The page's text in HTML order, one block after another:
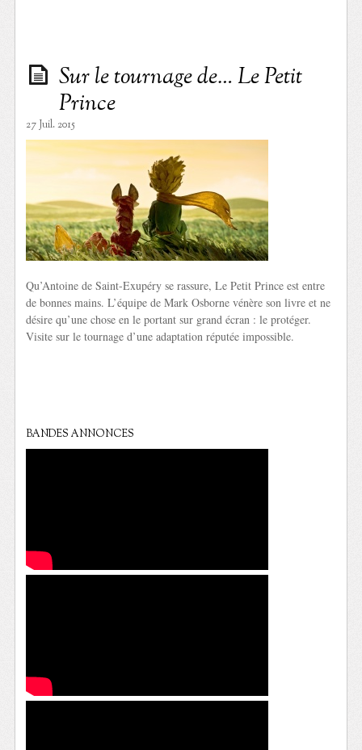
Sur le tournage de… Le Petit
Prince
27 Juil. 2015
Qu’Antoine de Saint-Exupéry se rassure, Le Petit Prince est entre
de bonnes mains. L’équipe de Mark Osborne vénère son livre et ne
désire qu’une chose en le portant sur grand écran : le protéger.
Visite sur le tournage d’une adaptation réputée impossible.
BANDES ANNONCES